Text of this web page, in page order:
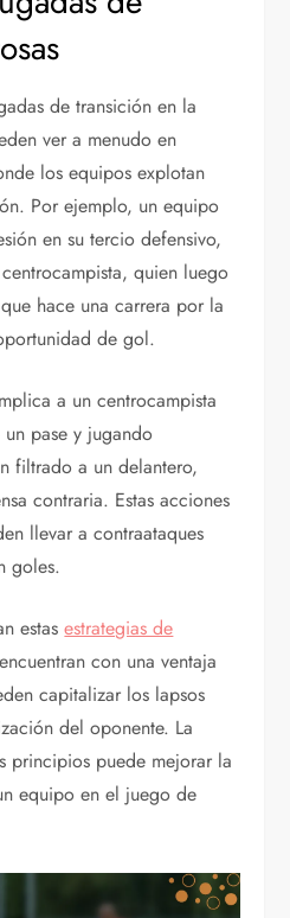
de transición en la
ver a menudo en
los equipos explotan
Por ejemplo, un equipo
en su tercio defensivo,
quien luego
hace una carrera por la
de gol.
a un centrocampista
pase y jugando
filtrado a un delantero,
contraria. Estas acciones
llevar a contraataques
goles.
estasestrategias de
con una ventaja
capitalizar los lapsos
del oponente. La
principios puede mejorar la
equipo en el juego de